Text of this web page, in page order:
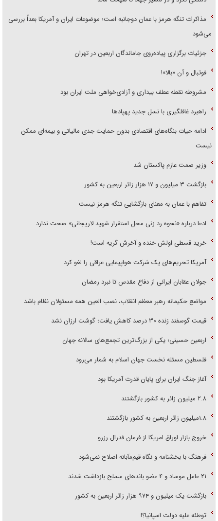
مذاکرات تنگه هرمز با عمان دوجانبه است؛ موضوعات ایران و آمریکا بعداً بررسی
می‌شود
جزئیات برگزاری پیاده‌روی جاماندگان اربعین در تهران
فوتبال و آن «بالا»!
مشروطه نقطه عطف بیداری و آزادی‌خواهی ملت ایران بود
راهبرد غافلگیری با نسل جدید پهپاد‌ها
ادامه حیات بنگاه‌های اقتصادی بدون حمایت جدی مالیاتی و بیمه‌ای ممکن
نیست
وزیر صمت عازم پاکستان شد
بازگشت ۳ میلیون و ۱۷ هزار زائر اربعین به کشور
تفاهم با عمان به معنای بازگشایی تنگه هرمز نیست
ادعا درباره «نحوه رد زنی محل استقرار شهید لاریجانی» صحت ندارد
خرید قسطی اولش خنده و آخرش گریه است!
آمریکا تحریم‌های یک شرکت هواپیمایی عراقی را لغو کرد
جولان عقابان ایرانی از دفاع مقدس تا نبرد رمضان
مواضع حکیمانه رهبر معظم انقلاب، نصب العین همه مسئولان نظام باشد
قیمت گوسفند زنده ۳۰ درصد کاهش یافت؛ گوشت ارزان نشد
اربعین حسینی؛ یکی از بزرگ‌ترین تجمع‌های سالانه جهان
فلسطین مسئله نخست جهان اسلام به شمار می‌رود
آغاز جنگ ایران برای پایان قدرت آمریکا بود
۲.۸ میلیون زائر به کشور بازگشتند
۱.۸میلیون زائر اربعین به کشور بازگشتند
خروج بازار اوراق امریکا از فرمان فدرال رزرو
فرهنگ با بخشنامه و نگاه قیم‌مآبانه اصلاح نمی‌شود
۲۱ عامل موساد و ۴ عضو باند‌های مسلح بازداشت شدند
بازگشت یک میلیون و ۹۷۴ هزار زائر اربعین به کشور
توطئه علیه دولت اسپانیا؟!